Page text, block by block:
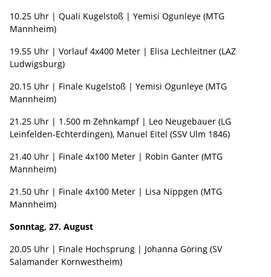
10.25 Uhr | Quali Kugelstoß | Yemisi Ogunleye (MTG
Mannheim)
19.55 Uhr | Vorlauf 4x400 Meter | Elisa Lechleitner (LAZ
Ludwigsburg)
20.15 Uhr | Finale Kugelstoß | Yemisi Ogunleye (MTG
Mannheim)
21.25 Uhr | 1.500 m Zehnkampf | Leo Neugebauer (LG
Leinfelden-Echterdingen), Manuel Eitel (SSV Ulm 1846)
21.40 Uhr | Finale 4x100 Meter | Robin Ganter (MTG
Mannheim)
21.50 Uhr | Finale 4x100 Meter | Lisa Nippgen (MTG
Mannheim)
Sonntag, 27. August
20.05 Uhr | Finale Hochsprung | Johanna Göring (SV
Salamander Kornwestheim)